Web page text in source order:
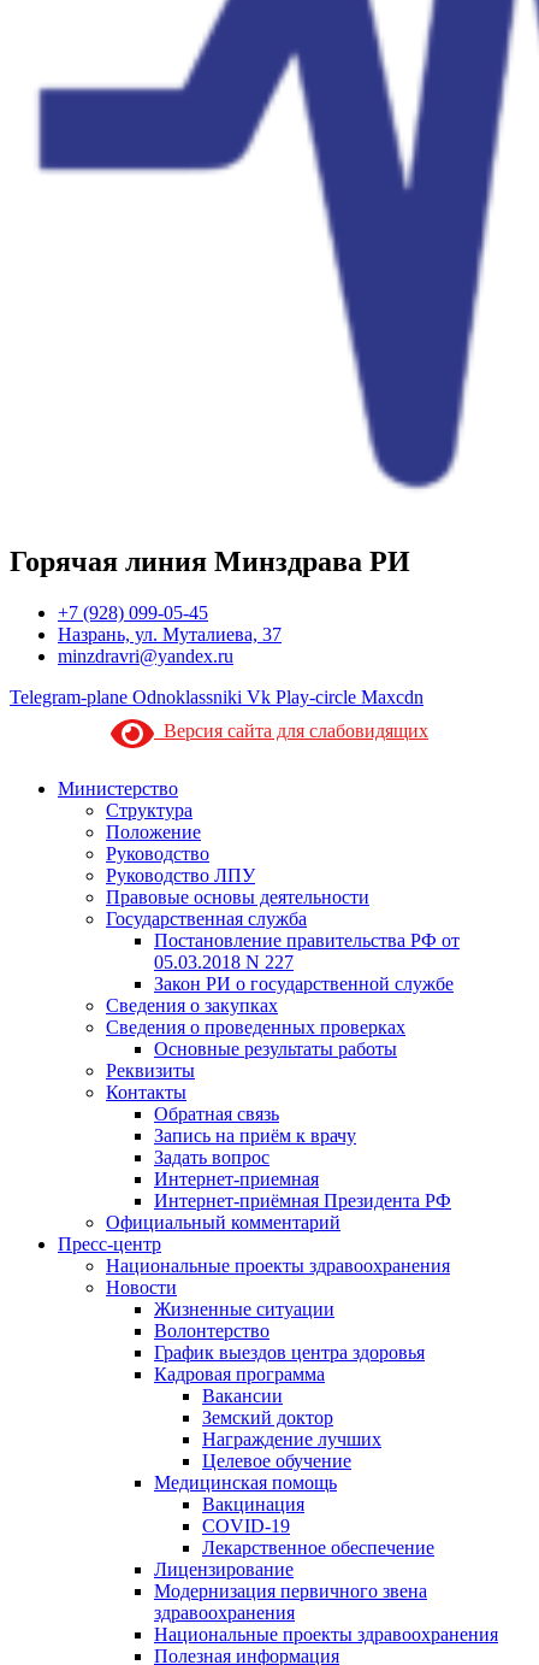
Горячая линия Минздрава РИ
+7 (928) 099-05-45
Назрань, ул. Муталиева, 37
minzdravri@yandex.ru
Telegram-plane Odnoklassniki Vk Play-circle Maxcdn
Версия сайта для слабовидящих
Министерство
Структура
Положение
Руководство
Руководство ЛПУ
Правовые основы деятельности
Государственная служба
Постановление правительства РФ от
05.03.2018 N 227
Закон РИ о государственной службе
Сведения о закупках
Сведения о проведенных проверках
Основные результаты работы
Реквизиты
Контакты
Обратная связь
Запись на приём к врачу
Задать вопрос
Интернет-приемная
Интернет-приёмная Президента РФ
Официальный комментарий
Пресс-центр
Национальные проекты здравоохранения
Новости
Жизненные ситуации
Волонтерство
График выездов центра здоровья
Кадровая программа
Вакансии
Земский доктор
Награждение лучших
Целевое обучение
Медицинская помощь
Вакцинация
COVID-19
Лекарственное обеспечение
Лицензирование
Модернизация первичного звена
здравоохранения
Национальные проекты здравоохранения
Полезная информация